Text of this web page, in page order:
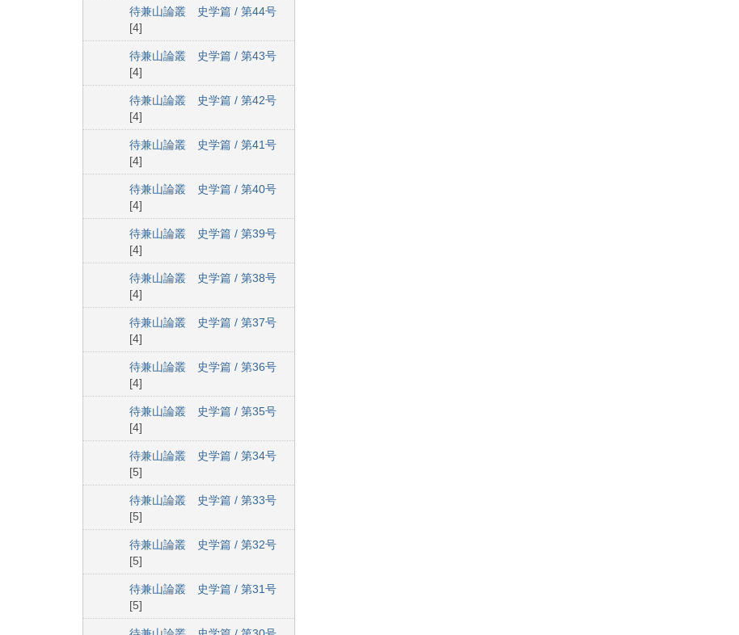
待兼山論叢 史学篇 / 第44号
[4]
待兼山論叢 史学篇 / 第43号
[4]
待兼山論叢 史学篇 / 第42号
[4]
待兼山論叢 史学篇 / 第41号
[4]
待兼山論叢 史学篇 / 第40号
[4]
待兼山論叢 史学篇 / 第39号
[4]
待兼山論叢 史学篇 / 第38号
[4]
待兼山論叢 史学篇 / 第37号
[4]
待兼山論叢 史学篇 / 第36号
[4]
待兼山論叢 史学篇 / 第35号
[4]
待兼山論叢 史学篇 / 第34号
[5]
待兼山論叢 史学篇 / 第33号
[5]
待兼山論叢 史学篇 / 第32号
[5]
待兼山論叢 史学篇 / 第31号
[5]